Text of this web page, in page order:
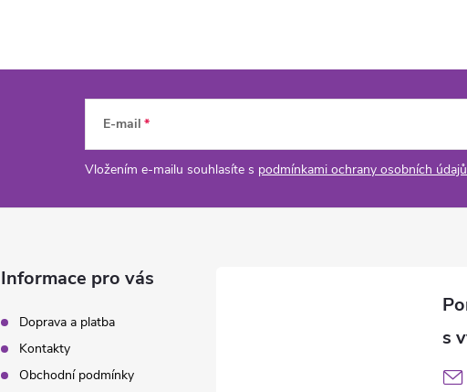
E-mail
Vložením e-mailu souhlasíte s podmínkami ochrany osobních údajů
Informace pro vás
Doprava a platba
Kontakty
Obchodní podmínky